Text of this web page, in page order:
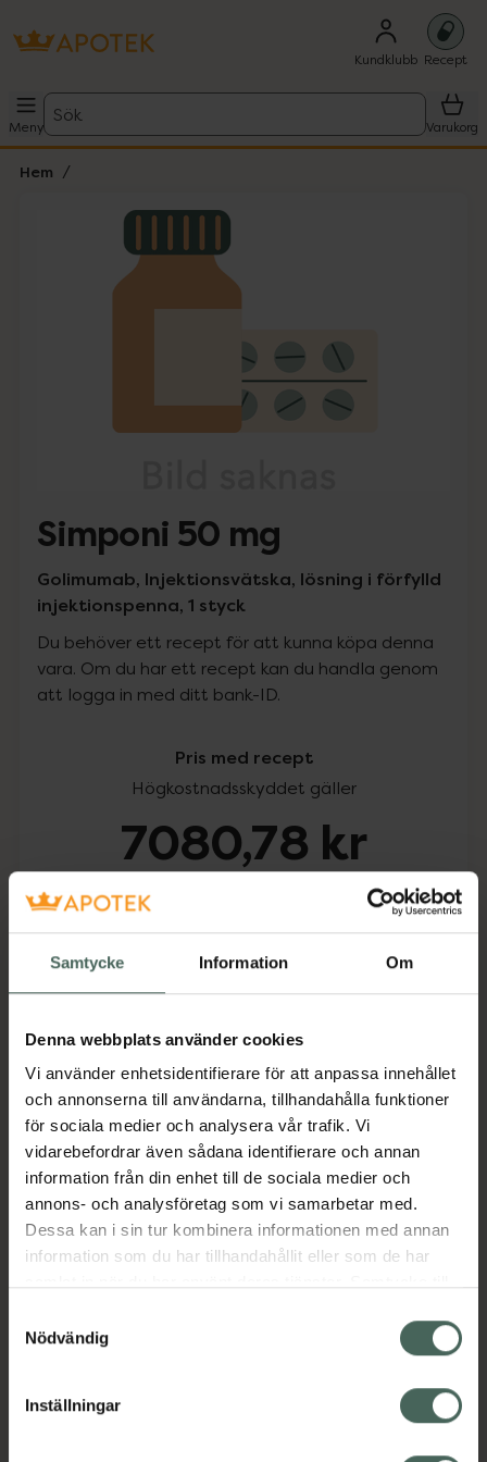
Samtycke Information Om
Denna webbplats använder cookies
Vi använder enhetsidentifierare för att anpassa innehållet
och annonserna till användarna, tillhandahålla funktioner
för sociala medier och analysera vår trafik. Vi
vidarebefordrar även sådana identifierare och annan
information från din enhet till de sociala medier och
annons- och analysföretag som vi samarbetar med.
Dessa kan i sin tur kombinera informationen med annan
information som du har tillhandahållit eller som de har
återkalla ditt samtycke via webbplatsens
cookieinställningar. Ett återkallat samtycke påverkar inte
lagligheten av behandling som skett innan återkallelsen.
Nödvändig
Inställningar
Kundklubb Recept
Meny
Sök
Varukorg
Hem
Lista: . Innehåller 1 objekt.
Simponi 50 mg
Golimumab, Injektionsvätska, lösning i förfylld
injektionspenna, 1 styck
Du behöver ett recept för att kunna köpa denna
vara. Om du har ett recept kan du handla genom
att logga in med ditt bank-ID.
Pris med recept
Högkostnadsskyddet gäller
7080,78 kr
Köp via ditt recept
Beskrivning Dölj
Läs alltid bipacksedeln innan
användning.
EAN:07046265442127
Visa